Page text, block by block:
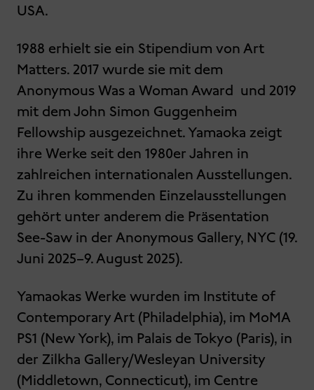
USA.
1988 erhielt sie ein Stipendium von Art
Matters. 2017 wurde sie mit dem
Anonymous Was a Woman Award und 2019
mit dem John Simon Guggenheim
Fellowship ausgezeichnet. Yamaoka zeigt
ihre Werke seit den 1980er Jahren in
zahlreichen internationalen Ausstellungen.
Zu ihren kommenden Einzelausstellungen
gehört unter anderem die Präsentation
See-Saw in der Anonymous Gallery, NYC (19.
Juni 2025–9. August 2025).
Yamaokas Werke wurden im Institute of
Contemporary Art (Philadelphia), im MoMA
PS1 (New York), im Palais de Tokyo (Paris), in
der Zilkha Gallery/Wesleyan University
(Middletown, Connecticut), im Centre